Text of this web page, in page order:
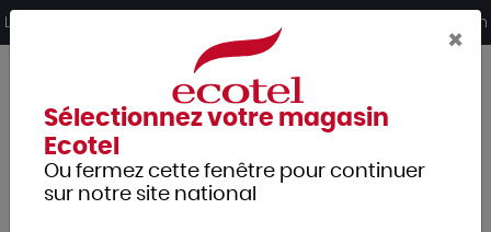
Livraison offerte dès 249€ HT d’achat et retrait 2h en magasin
×
Sélectionnez votre magasin
Ecotel
Ou fermez cette fenêtre pour continuer
sur notre site national
Panneau de gestion des cookies